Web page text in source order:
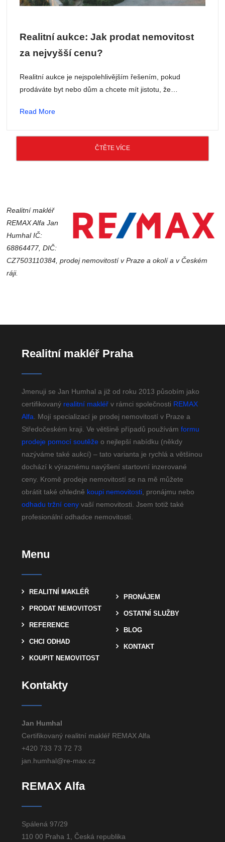
Realitní aukce: Jak prodat nemovitost
za nejvyšší cenu?
Realitní aukce je nejspolehlivějším řešením, pokud
prodáváte byt nebo dům a chcete mít jistotu, že…
Read More
ČTĚTE VÍCE
Realitní makléř
REMAX Alfa Jan
Humhal IČ:
68864477, DIČ:
CZ7503110384, prodej nemovitostí v Praze a okolí a v Českém
ráji.
Realitní makléř Praha
Jmenuji se Jan Humhal a již od roku 2013 působím jako
certifikovaný realitní makléřv rámci společnosti REMAX
Alfa . Mojí specializací je prodej nemovitostí v Praze a
Středočeském kraji. Ve většině případů používámformu
prodeje pomocí soutěže o nejlepší nabídku (někdy
nazýváme také aukcí) – tato varianta je rychlá a většinou
dochází k výraznému navýšení startovní inzerované
ceny. Kromě prodeje nemovitostí se na mě můžete
obrátit také ohledně koupi nemovitosti , pronájmu nebo
odhadu tržní cenyvaší nemovitosti. Jsem totiž také
profesionální odhadce nemovitostí.
Menu
REALITNÍ MAKLÉŘ
PRODAT NEMOVITOST
REFERENCE
CHCI ODHAD
KOUPIT NEMOVITOST
PRONÁJEM
OSTATNÍ SLUŽBY
BLOG
KONTAKT
Kontakty
Jan Humhal
Certifikovaný realitní makléř REMAX Alfa
+420 733 73 72 73
jan.humhal@re-max.cz
REMAX Alfa
Spálená 97/29
110 00 Praha 1, Česká republika